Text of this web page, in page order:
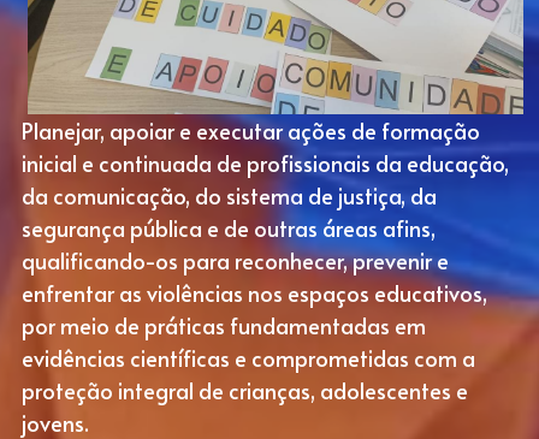
Planejar, apoiar e executar ações de formação
inicial e continuada de profissionais da educação,
da comunicação, do sistema de justiça, da
segurança pública e de outras áreas afins,
qualificando-os para reconhecer, prevenir e
enfrentar as violências nos espaços educativos,
por meio de práticas fundamentadas em
evidências científicas e comprometidas com a
proteção integral de crianças, adolescentes e
jovens.